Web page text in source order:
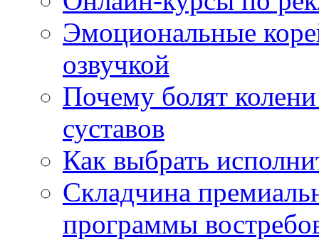
Эмоциональные
озвучкой
Почему болят
суставов
Как выбрать
Складчина
программы